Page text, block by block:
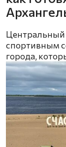
Центральный
спортивным
города,